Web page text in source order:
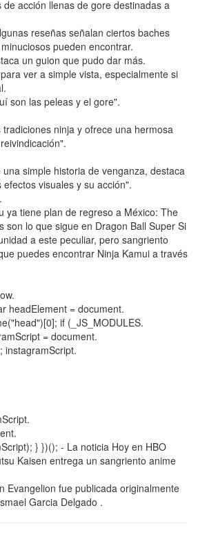
acción llenas de gore destinadas a
reseñas señalan ciertos baches
pueden encontrar.
un guion que pudo dar más.
ver a simple vista, especialmente si
son las peleas y el gore".
ninja y ofrece una hermosa
simple historia de venganza, destaca
visuales y su acción".
ya tiene plan de regreso a México: The
son lo que sigue en Dragon Ball Super Si
a este peculiar, pero sangriento
puedes encontrar Ninja Kamui a través
headElement = document.
if (_JS_MODULES.
= document.
instagramScript.
} })(); - La noticia Hoy en HBO
Kaisen entrega un sangriento anime
Evangelion fue publicada originalmente
Garcia Delgado .